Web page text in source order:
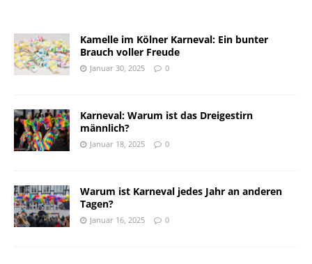
Kamelle im Kölner Karneval: Ein bunter
Brauch voller Freude
Januar 30, 2025 0
Karneval: Warum ist das Dreigestirn
männlich?
Januar 18, 2025 0
Warum ist Karneval jedes Jahr an anderen
Tagen?
Januar 16, 2025 0